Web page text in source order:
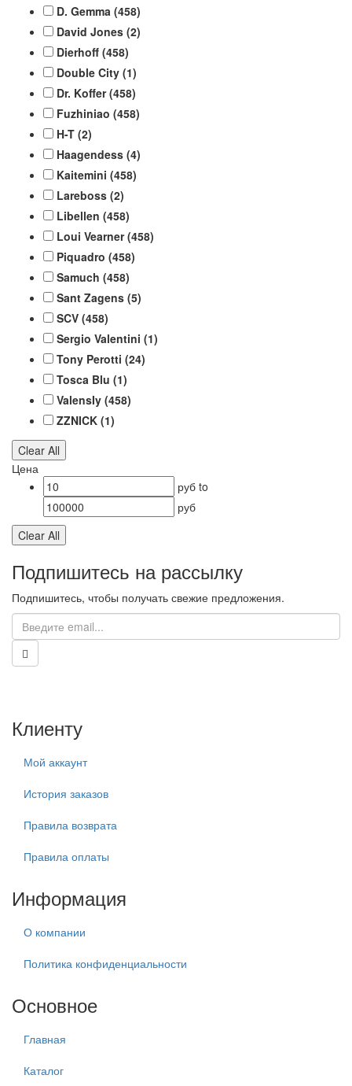
D. Gemma (458)
David Jones (2)
Dierhoff (458)
Double City (1)
Dr. Koffer (458)
Fuzhiniao (458)
H-T (2)
Haagendess (4)
Kaitemini (458)
Lareboss (2)
Libellen (458)
Loui Vearner (458)
Piquadro (458)
Samuch (458)
Sant Zagens (5)
SCV (458)
Sergio Valentini (1)
Tony Perotti (24)
Tosca Blu (1)
ValensIy (458)
ZZNICK (1)
Clear All
Цена
руб to
руб
Clear All
Подпишитесь на рассылку
Подпишитесь, чтобы получать свежие предложения.
Клиенту
Мой аккаунт
История заказов
Правила возврата
Правила оплаты
Информация
О компании
Политика конфиденциальности
Основное
Главная
Каталог